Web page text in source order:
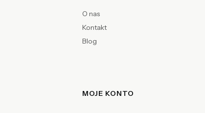
O nas
Kontakt
Blog
MOJE KONTO